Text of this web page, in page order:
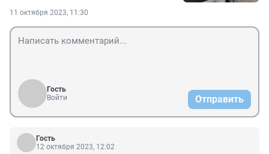
11 октября 2023, 11:30
Гость
Войти
Отправить
Гость
12 октября 2023, 12:02